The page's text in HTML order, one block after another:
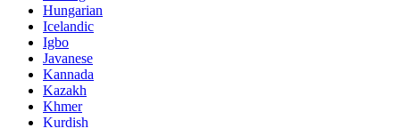
Hungarian
Icelandic
Igbo
Javanese
Kannada
Kazakh
Khmer
Kurdish